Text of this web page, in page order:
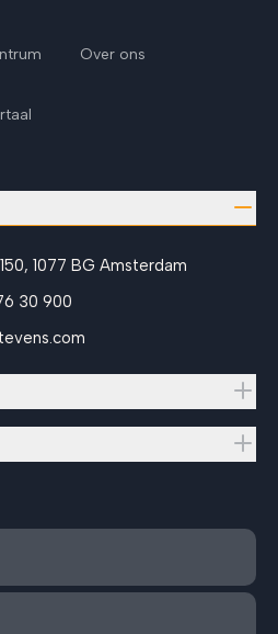
Over ons
1077 BG Amsterdam
30 900